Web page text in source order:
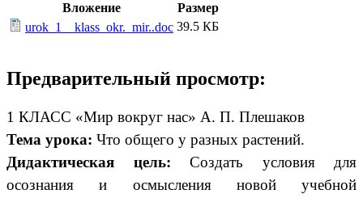
Вложение
Размер
urok_1__klass_okr._mir..doc 39.5 КБ
Предварительный просмотр:
1 КЛАСС «Мир вокруг нас» А. П. Плешаков
Тема урока: Что общего у разных растений.
Дидактическая цель: Создать условия для
осознания и осмысления новой учебной